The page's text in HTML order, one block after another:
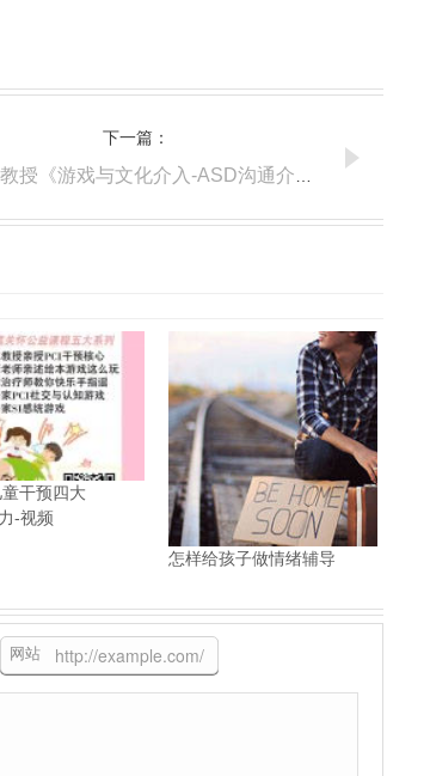
下一篇：
干预四大
-视频
怎样给孩子做情绪辅导
网站